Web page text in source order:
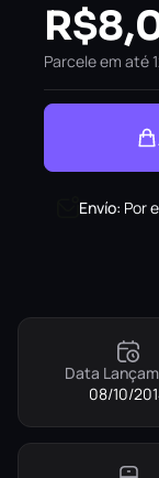
R$
Parcele em até
Envío: Por
Data
08/10/